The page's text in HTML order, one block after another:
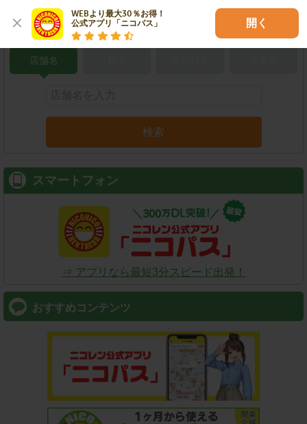
WEBより最大30％お得！
公式アプリ「ニコパス」
開く
こだわり条件で検索
店舗名
検索
スマートフォン
⇒ アプリなら最短3分スピード出発！
おすすめコンテンツ